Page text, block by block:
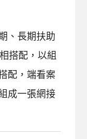
、長期扶助
搭配，以組
配，端看案
成一張網接